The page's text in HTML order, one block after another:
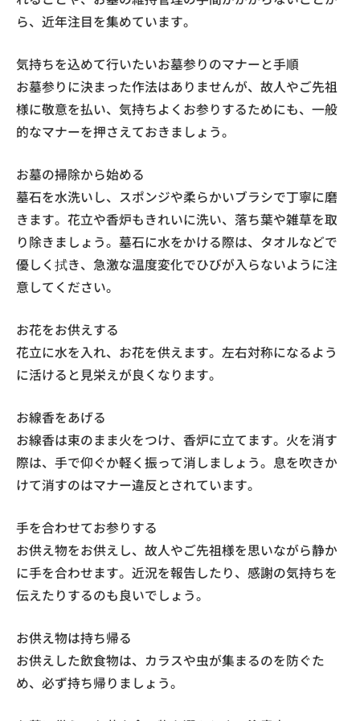
ら、近年注目を集めています。
気持ちを込めて行いたいお墓参りのマナーと手順
お墓参りに決まった作法はありませんが、故人やご先祖
様に敬意を払い、気持ちよくお参りするためにも、一般
的なマナーを押さえておきましょう。
お墓の掃除から始める
墓石を水洗いし、スポンジや柔らかいブラシで丁寧に磨
きます。花立や香炉もきれいに洗い、落ち葉や雑草を取
り除きましょう。墓石に水をかける際は、タオルなどで
優しく拭き、急激な温度変化でひびが入らないように注
意してください。
お花をお供えする
花立に水を入れ、お花を供えます。左右対称になるよう
に活けると見栄えが良くなります。
お線香をあげる
お線香は束のまま火をつけ、香炉に立てます。火を消す
際は、手で仰ぐか軽く振って消しましょう。息を吹きか
けて消すのはマナー違反とされています。
手を合わせてお参りする
お供え物をお供えし、故人やご先祖様を思いながら静か
に手を合わせます。近況を報告したり、感謝の気持ちを
伝えたりするのも良いでしょう。
お供え物は持ち帰る
お供えした飲食物は、カラスや虫が集まるのを防ぐた
め、必ず持ち帰りましょう。